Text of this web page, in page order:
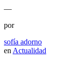
—
por
sofía adorno
en Actualidad